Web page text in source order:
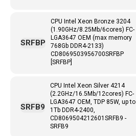
CPU Intel Xeon Bronze 3204
(1.90GHz/8.25Mb/6cores) FC-
LGA3647 ОЕМ (max memory
768Gb DDR4-2133)
CD8069503956700SRFBP
[SRFBP]
SRFBP
CPU Intel Xeon Silver 4214
(2.2GHz/16.5Mb/12cores) FC-
LGA3647 ОЕМ, TDP 85W, up to
1Tb DDR4-2400,
CD8069504212601SRFB9 -
SRFB9
SRFB9